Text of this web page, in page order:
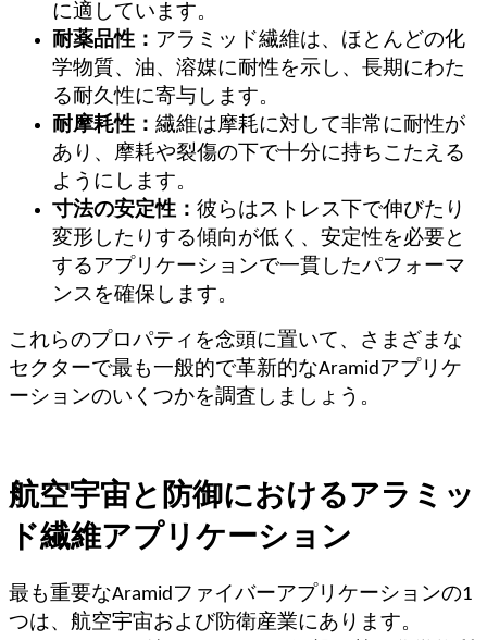
に適しています。
耐薬品性： アラミッド繊維は、ほとんどの化
学物質、油、溶媒に耐性を示し、長期にわた
る耐久性に寄与します。
耐摩耗性： 繊維は摩耗に対して非常に耐性が
あり、摩耗や裂傷の下で十分に持ちこたえる
ようにします。
寸法の安定性： 彼らはストレス下で伸びたり
変形したりする傾向が低く、安定性を必要と
するアプリケーションで一貫したパフォーマ
ンスを確保します。
これらのプロパティを念頭に置いて、さまざまな
セクターで最も一般的で革新的なAramidアプリケ
ーションのいくつかを調査しましょう。
航空宇宙と防御におけるアラミッ
ド繊維アプリケーション
最も重要なAramidファイバーアプリケーションの1
つは、航空宇宙および防衛産業にあります。